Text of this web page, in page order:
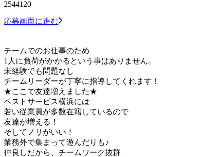
2544120
応募画面に進む
チームでのお仕事のため
1人に負荷がかかるという事はありません。
未経験でも問題なし
チームリーダーが丁寧に指導してくれます！
★ここで友達増えました★
ベストサービス横浜には
若い従業員が多数在籍しているので
友達が増える！
そしてノリがいい！
業務外で集まって遊んだりも♪
仲良しだから、チームワーク抜群